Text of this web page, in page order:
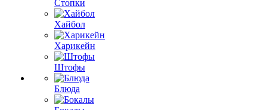
Стопки
Хайбол
Харикейн
Штофы
Блюда